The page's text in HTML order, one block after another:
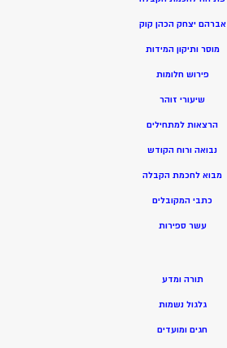
אברהם יצחק הכהן קוק
מוסר ותיקון המידות
פירוש חלומות
שיעורי זוהר
הרצאות למתחילים
נבואה ורוח הקודש
מבוא לחכמת הקבלה
כתבי המקובלים
עשר ספירות
תורה ומדע
גלגול נשמות
חגים ומועדים